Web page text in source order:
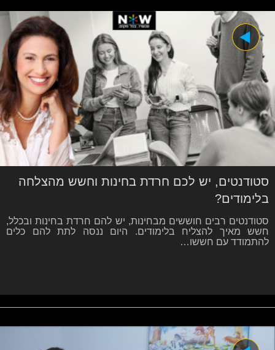
סטודנטים, יש לכם חרדת בחינות וחשש מהצלחה
בלימודים?
סטודנטים רבים חוששים מבחינות, יש להם חרדת בחינות ובכלל,
חשש מאיך להצליח בלימודים. היום ננסה לתת להם כלים
להתמודד עם חששו…